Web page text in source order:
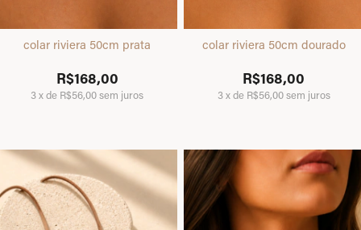
colar riviera 50cm prata
R$168,00
3xde R$56,00sem juros
colar riviera 50cm dourado
R$168,00
3xde R$56,00sem juros